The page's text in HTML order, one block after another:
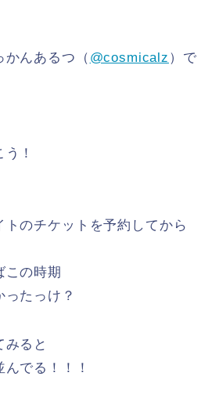
かんあるつ（ @cosmicalz ）で
！
のチケットを予約してから
この時期
たっけ？
みると
でる！！！